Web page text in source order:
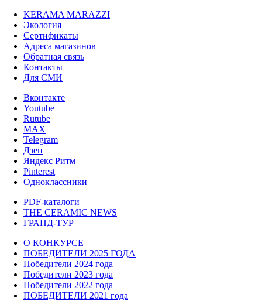
KERAMA MARAZZI
Экология
Сертификаты
Адреса магазинов
Обратная связь
Контакты
Для СМИ
Вконтакте
Youtube
Rutube
MAX
Telegram
Дзен
Яндекс Ритм
Pinterest
Одноклассники
PDF-каталоги
THE CERAMIC NEWS
ГРАНД-ТУР
О КОНКУРСЕ
ПОБЕДИТЕЛИ 2025 ГОДА
Победители 2024 года
Победители 2023 года
Победители 2022 года
ПОБЕДИТЕЛИ 2021 года